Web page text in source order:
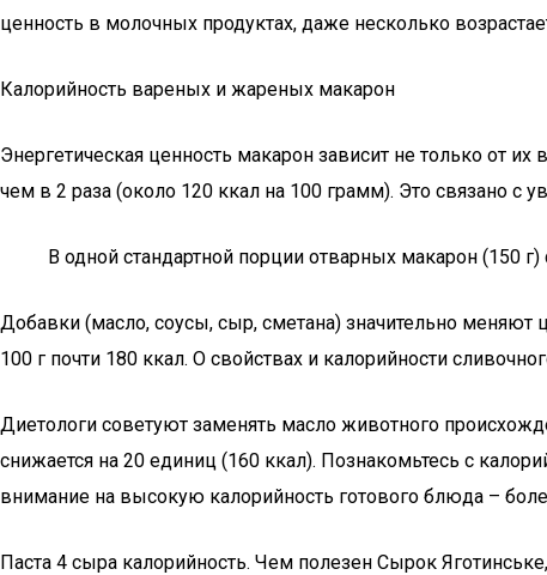
ценность в молочных продуктах, даже несколько
Калорийность вареных и жареных макарон
Энергетическая ценность макарон зависит не только от
чем в 2 раза (около 120 ккал на 100 грамм). Это связано с
В одной стандартной порции отварных макарон (150 г)
Добавки (масло, соусы, сыр, сметана) значительно меняют
100 г почти 180 ккал. О свойствах и калорийности
Диетологи советуют заменять масло животного
снижается на 20 единиц (160 ккал). Познакомьтесь с
внимание на высокую калорийность готового блюда –
Паста 4 сыра калорийность. Чем полезен Сырок